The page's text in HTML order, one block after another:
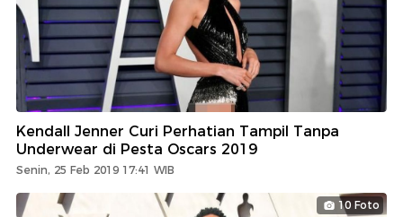
Kendall Jenner Curi Perhatian Tampil Tanpa
Underwear di Pesta Oscars 2019
Senin, 25 Feb 2019 17:41 WIB
10 Foto